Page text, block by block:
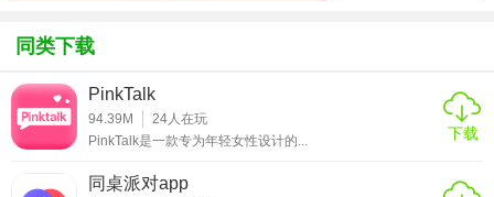
等，增进双方了解。
4. 社区氛围好：鼓励真诚交流，营造积极向上的社区氛围，
让用户享受交友乐趣。
最佳状态，满足用户需求。
同类下载
PinkTalk
94.39M 24人在玩
PinkTalk是一款专为年轻女性设计的...
下载
同桌派对app